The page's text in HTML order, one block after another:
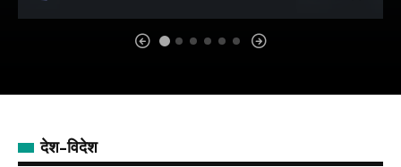
देश-विदेश